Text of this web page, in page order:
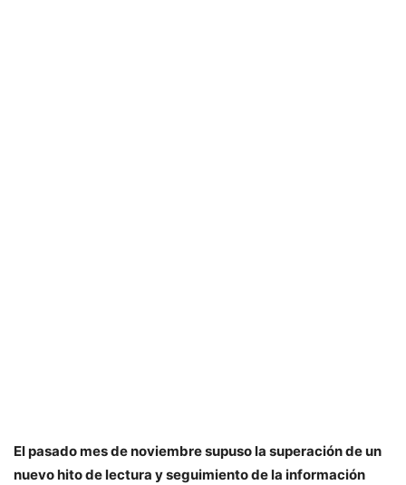
El pasado mes de noviembre supuso la superación de un
nuevo hito de lectura y seguimiento de la información